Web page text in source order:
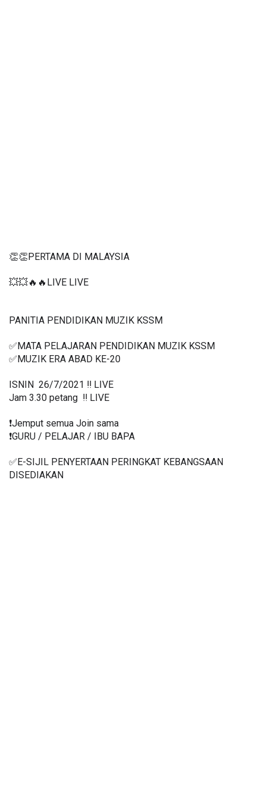
👏👏PERTAMA DI MALAYSIA
💥💥🔥🔥LIVE LIVE
PANITIA PENDIDIKAN MUZIK KSSM
✅MATA PELAJARAN PENDIDIKAN MUZIK KSSM
✅MUZIK ERA ABAD KE-20
ISNIN  26/7/2021 ‼️ LIVE
Jam 3.30 petang  ‼️ LIVE
❗️Jemput semua Join sama
❗️GURU / PELAJAR / IBU BAPA
✅E-SIJIL PENYERTAAN PERINGKAT KEBANGSAAN
DISEDIAKAN